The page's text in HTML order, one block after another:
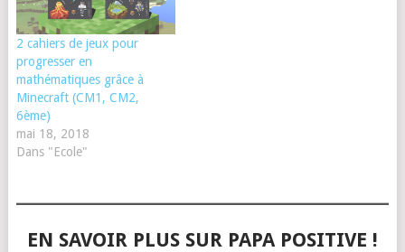
2 cahiers de jeux pour
progresser en
mathématiques grâce à
Minecraft (CM1, CM2,
6ème)
mai 18, 2018
Dans "Ecole"
EN SAVOIR PLUS SUR PAPA POSITIVE !